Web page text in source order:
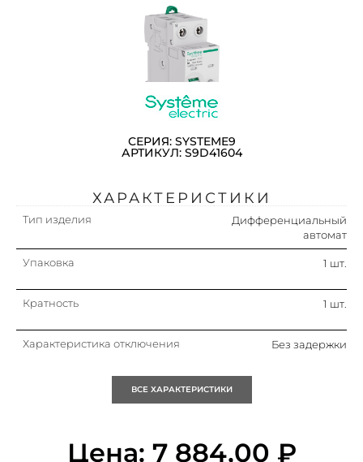
СЕРИЯ: SYSTEME9
АРТИКУЛ: S9D41604
ХАРАКТЕРИСТИКИ
Тип изделия
Дифференциальный
автомат
Упаковка 1 шт.
Кратность 1 шт.
Характеристика отключения Без задержки
Номин. отключающая
выдерживаемое напряжение
ВСЕ ХАРАКТЕРИСТИКИ
Цена: 7 884,00 ₽